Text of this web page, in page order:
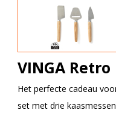
VINGA
Het perfecte cadeau
set met drie